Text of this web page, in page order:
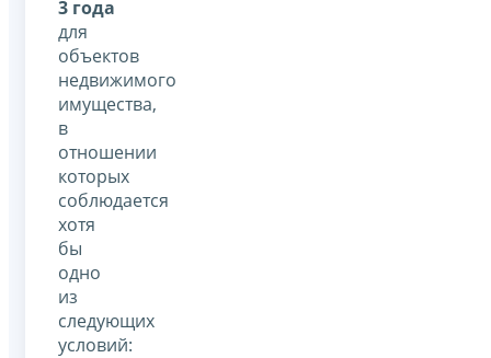
3 года
для
объектов
недвижимого
имущества,
в
отношении
которых
соблюдается
хотя
бы
одно
из
следующих
условий: